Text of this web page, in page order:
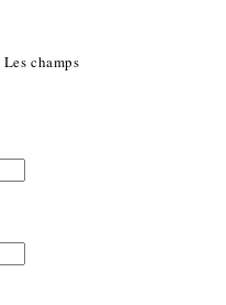
Les champs